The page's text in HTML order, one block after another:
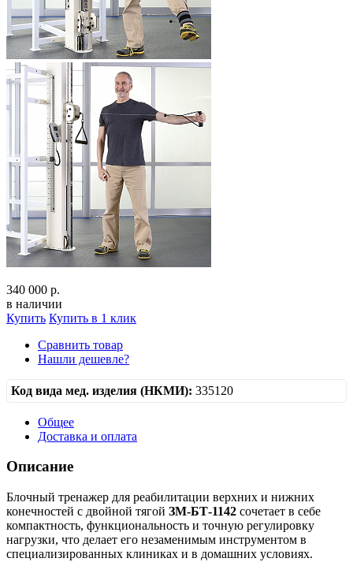
340 000 р.
в наличии
Купить Купить в 1 клик
Сравнить товар
Нашли дешевле?
Код вида мед. изделия (НКМИ): 335120
Общее
Доставка и оплата
Описание
Блочный тренажер для реабилитации верхних и нижних
конечностей с двойной тягой ЗМ-БТ-1142 сочетает в себе
компактность, функциональность и точную регулировку
нагрузки, что делает его незаменимым инструментом в
специализированных клиниках и в домашних условиях.